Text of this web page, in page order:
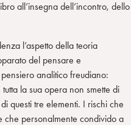
all’insegna dell’incontro, dello
l’aspetto della teoria
del pensare e
analitico freudiano:
la sua opera non smette di
questi tre elementi. I rischi che
che personalmente condivido a